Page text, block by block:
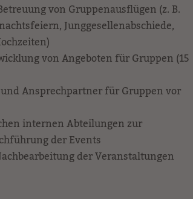
von Gruppenausflügen (z. B.
Junggesellenabschiede,
von Angeboten für Gruppen (15
Ansprechpartner für Gruppen vor
internen Abteilungen zur
der Events
der Veranstaltungen